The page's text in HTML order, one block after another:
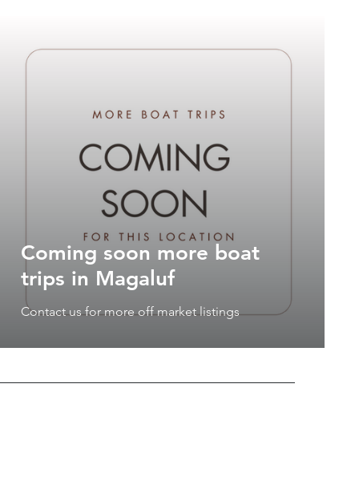
Coming soon more boat
trips in Magaluf
Contact us for more off market listings